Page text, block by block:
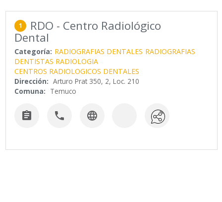
1 RDO - Centro Radiológico
Dental
Categoría: RADIOGRAFIAS DENTALES RADIOGRAFIAS
DENTISTAS RADIOLOGIA
CENTROS RADIOLOGICOS DENTALES
Dirección: Arturo Prat 350, 2, Loc. 210
Comuna: Temuco
  